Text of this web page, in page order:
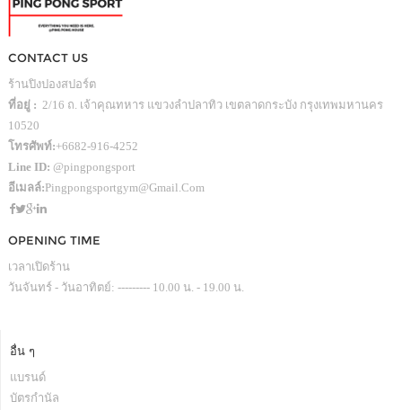
CONTACT US
ร้านปิงปองสปอร์ต
ที่อยู่ : 2/16 ถ. เจ้าคุณทหาร แขวงลำปลาทิว เขตลาดกระบัง กรุงเทพมหานคร
10520
โทรศัพท์:+6682-916-4252
Line ID: @pingpongsport
อีเมลล์:Pingpongsportgym@gmail.com
OPENING TIME
เวลาเปิดร้าน
วันจันทร์ - วันอาทิตย์: --------- 10.00 น. - 19.00 น.
อื่น ๆ
แบรนด์
บัตรกำนัล